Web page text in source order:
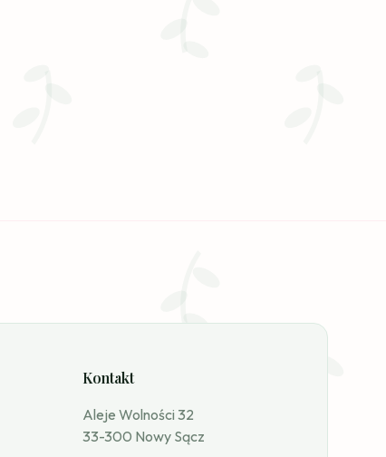
Kontakt
Aleje Wolności 32
33-300 Nowy Sącz